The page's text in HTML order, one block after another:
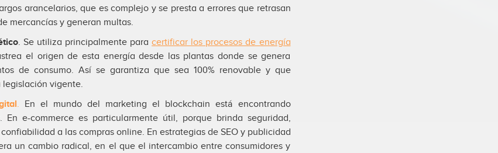
arancelarios, que es complejo y se presta a errores que retrasan
mercancías y generan multas.
. Se utiliza principalmente para certificar los procesos de energía
el origen de esta energía desde las plantas donde se genera
de consumo. Así se garantiza que sea 100% renovable y que
legislación vigente.
. En el mundo del marketing el blockchain está encontrando
En e-commerce es particularmente útil, porque brinda seguridad,
a las compras online. En estrategias de SEO y publicidad
un cambio radical, en el que el intercambio entre consumidores y